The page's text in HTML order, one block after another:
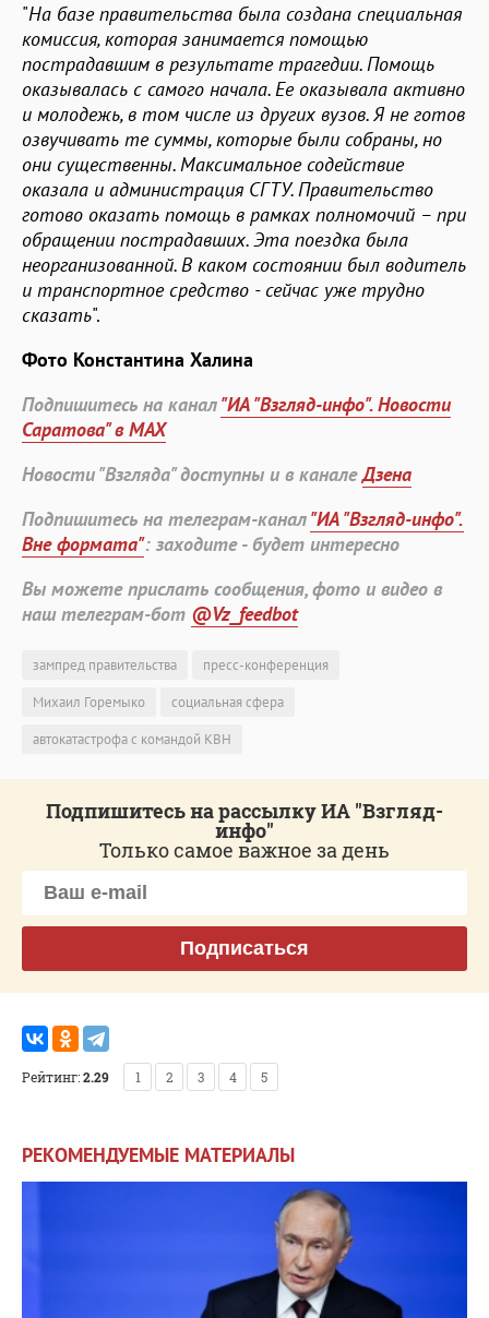
"На базе правительства была создана специальная
комиссия, которая занимается помощью
пострадавшим в результате трагедии. Помощь
оказывалась с самого начала. Ее оказывала активно
и молодежь, в том числе из других вузов. Я не готов
озвучивать те суммы, которые были собраны, но
они существенны. Максимальное содействие
оказала и администрация СГТУ. Правительство
готово оказать помощь в рамках полномочий – при
обращении пострадавших. Эта поездка была
неорганизованной. В каком состоянии был водитель
и транспортное средство - сейчас уже трудно
сказать".
Фото Константина Халина
Подпишитесь на канал"ИА "Взгляд-инфо". Новости
Саратова" в MAX
Новости "Взгляда" доступны и в каналеДзена
Подпишитесь на телеграм-канал"ИА "Взгляд-инфо".
Вне формата": заходите - будет интересно
Вы можете прислать сообщения, фото и видео в
наш телеграм-бот @Vz_feedbot
зампред правительства
пресс-конференция
Михаил Горемыко
социальная сфера
автокатастрофа с командой КВН
Подпишитесь на рассылку ИА "Взгляд-
инфо"
Только самое важное за день
Подписаться
Рейтинг:2.29 1 2 3 4 5
РЕКОМЕНДУЕМЫЕ МАТЕРИАЛЫ